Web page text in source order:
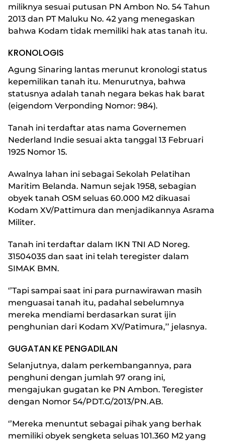
miliknya sesuai putusan PN Ambon No. 54 Tahun
2013 dan PT Maluku No. 42 yang menegaskan
bahwa Kodam tidak memiliki hak atas tanah itu.
KRONOLOGIS
Agung Sinaring lantas merunut kronologi status
kepemilikan tanah itu. Menurutnya, bahwa
statusnya adalah tanah negara bekas hak barat
(eigendom Verponding Nomor: 984).
Tanah ini terdaftar atas nama Governemen
Nederland Indie sesuai akta tanggal 13 Februari
1925 Nomor 15.
Awalnya lahan ini sebagai Sekolah Pelatihan
Maritim Belanda. Namun sejak 1958, sebagian
obyek tanah OSM seluas 60.000 M2 dikuasai
Kodam XV/Pattimura dan menjadikannya Asrama
Militer.
Tanah ini terdaftar dalam IKN TNI AD Noreg.
31504035 dan saat ini telah teregister dalam
SIMAK BMN.
‘’Tapi sampai saat ini para purnawirawan masih
menguasai tanah itu, padahal sebelumnya
mereka mendiami berdasarkan surat ijin
penghunian dari Kodam XV/Patimura,’’ jelasnya.
GUGATAN KE PENGADILAN
Selanjutnya, dalam perkembangannya, para
penghuni dengan jumlah 97 orang ini,
mengajukan gugatan ke PN Ambon. Teregister
dengan Nomor 54/PDT.G/2013/PN.AB.
‘’Mereka menuntut sebagai pihak yang berhak
memiliki obyek sengketa seluas 101.360 M2 yang